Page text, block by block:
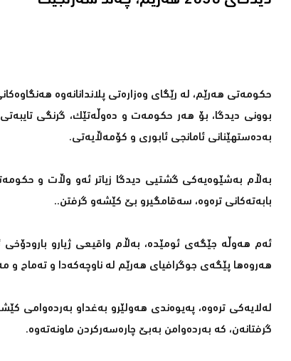
حکومەتی هەرێم، لە رێگای وەزارەتی پلاندانانەوە
بوونی دیدگا، بۆ هەر حکومەت و دەوڵەتێک، گرنگی
بەدەستهێنانی ئامانجی ئابوری و کۆمەڵایەتی.
بەڵام بەشێوەیەکی گشتیی دیدگا زیاتر ئەو وڵات و
بابەتەکانی ترەوە، سەقامگیرو بێ کێشەو گرفتن..
ئەم هەوڵە جێگەی ئومێدە، بەڵام واقیعی ژیارو
هەروەها پێگەی جوگرافیای هەرێم لە ناوچەکەدا و تەماح و
لەلایەکی ترەوە، پەیوەندی هەولێرو بەغداو بەردەوامی
گرفتانەن، کە بەردەوامن بەبێ چارەسەرکردن ماونەتەوە.